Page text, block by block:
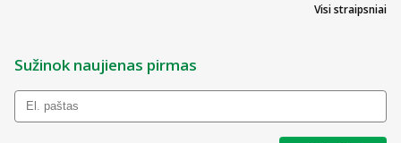
Visi straipsniai
Sužinok naujienas pirmas